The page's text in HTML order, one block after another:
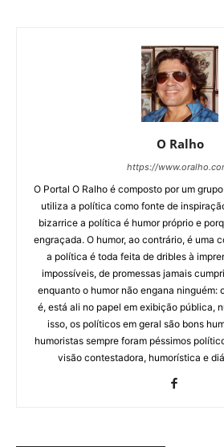
O Ralho
https://
O Portal O Ralho é composto por um
utiliza a política como fonte de
bizarrice a política é humor próprio e
engraçada. O humor, ao contrário, é uma
a política é toda feita de dribles à
impossíveis, de promessas jamais
enquanto o humor não engana ninguém:
é, está ali no papel em exibição pública,
isso, os políticos em geral são bons
humoristas sempre foram péssimos
visão contestadora, humorística e